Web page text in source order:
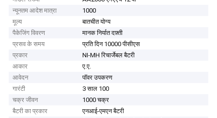
न्यूनतम आदेश मात्रा
1000
मूल्य
बातचीत योग्य
पैकेजिंग विवरण
मानक निर्यात दफ़्ती
प्रसव के समय
प्रति दिन 10000 पीसीएस
प्रकार
NI-MH रिचार्जेबल बैटरी
आकार
ए.ए.
आवेदन
पॉवर उपकरण
गारंटी
3 साल 100
चक्र जीवन
1000 चक्र
बैटरी का प्रकार
एनआई-एमएन बैटरी